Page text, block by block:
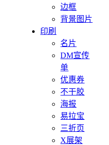
边框
背景图片
印刷
名片
DM宣传
单
优惠券
不干胶
海报
易拉宝
三折页
X展架